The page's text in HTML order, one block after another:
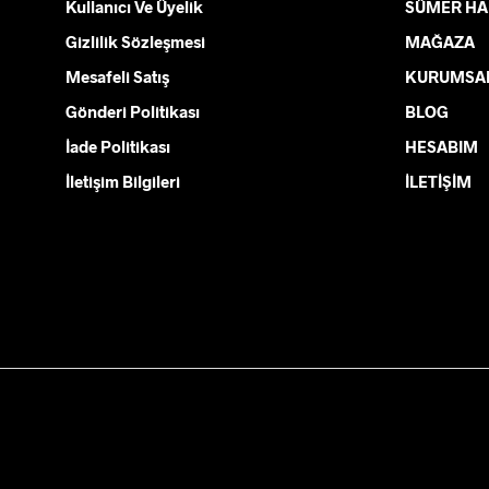
ürün
sayfasından
Kullanıcı Ve Üyelik
Gizlilik Sözleşmesi
Mesafeli Satış
Gönderi Politikası
İade Politikası
İletişim Bilgileri
SÜMER
MAĞAZA
KURUMSAL
BLOG
HESABIM
İLETİŞİM